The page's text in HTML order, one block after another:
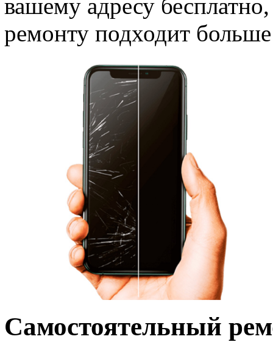
вашему адресу
ремонту подходит больше
Самостоятельный